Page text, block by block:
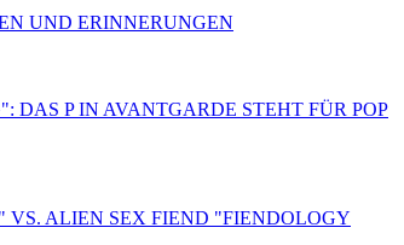
UND ERINNERUNGEN
DAS P IN AVANTGARDE STEHT FÜR POP
VS. ALIEN SEX FIEND "FIENDOLOGY